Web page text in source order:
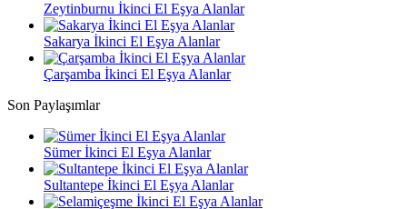
Zeytinburnu İkinci El Eşya Alanlar
Sakarya İkinci El Eşya Alanlar
Çarşamba İkinci El Eşya Alanlar
Son Paylaşımlar
Sümer İkinci El Eşya Alanlar
Sultantepe İkinci El Eşya Alanlar